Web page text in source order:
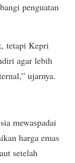
penguatan
tetapi Kepri
agar lebih
ujarnya.
mewaspadai
harga emas
setelah